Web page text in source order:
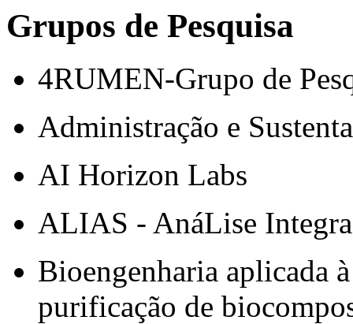
Grupos de Pesquisa
4RUMEN-Grupo de
Administração e
AI Horizon Labs
ALIAS - AnáLise
Bioengenharia aplicada
purificação de